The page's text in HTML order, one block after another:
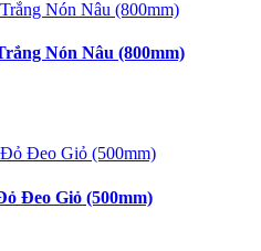
Nón Nâu (800mm)
Đeo Giỏ (500mm)